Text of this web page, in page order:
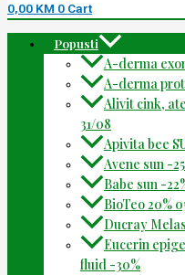
0,00 KM 0 Cart
Popusti
A-derma
A-derma
Alivit cink,
31/08
Apivita bee
Avene sun -
Babe sun -
BioTeo 20%
Ducray
Eucerin
fluid -30%